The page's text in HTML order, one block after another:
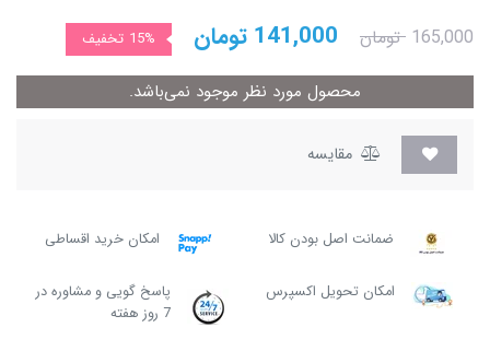
165,000 تومان 141,000 تومان 15% تخفیف
محصول مورد نظر موجود نمی‌باشد.
مقایسه
ضمانت اصل بودن کالا امکان خرید اقساطی
امکان تحویل اکسپرس
پاسخ گویی و مشاوره در
7 روز هفته